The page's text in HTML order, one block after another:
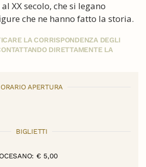
XX secolo, che si legano
che ne hanno fatto la storia.
LA CORRISPONDENZA DEGLI
DIRETTAMENTE LA
ORARIO APERTURA
BIGLIETTI
€ 5,00